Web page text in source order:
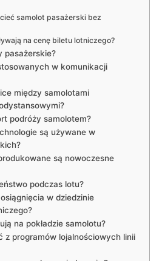
samolot pasażerski bez
na cenę biletu lotniczego?
pasażerskie?
w komunikacji
między samolotami
podróży samolotem?
są używane w
są nowoczesne
podczas lotu?
w dziedzinie
na pokładzie samolotu?
z programów lojalnościowych linii